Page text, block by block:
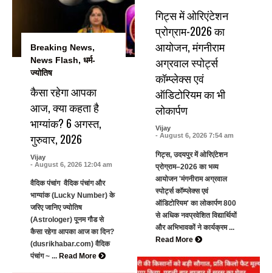
Breaking News,
News Flash, धर्म-
ज्योतिष
कैसा रहेगा आपका
आज, क्या कहता है
भाग्यांक? 6 अगस्त,
गुरुवार, 2026
Vijay
- August 6, 2026 12:04 am
वैदिक पंचांग वैदिक पंचांग और
भाग्यांक (Lucky Number) के
जरिए जानिए ज्योतिष
(Astrologer) पूनम गौड से
कैसा रहेगा आपका आज का दिन?
(dusrikhabar.com) वैदिक
पंचांग ~ ... Read More
गिट्स में ओरिएंटेशन
प्रोग्राम-2026 का
आयोजन, मंगनीराम
अग्रवाल स्पोर्ट्स
कॉम्प्लेक्स एवं
ऑडिटोरियम का भी
लोकार्पण
Vijay
- August 6, 2026 7:54 am
गिट्स, उदयपुर में ओरिएंटेशन
प्रोग्राम–2026 का भव्य
आयोजन 'मंगनीराम अग्रवाल
स्पोर्ट्स कॉम्प्लेक्स एवं
ऑडिटोरियम' का लोकार्पण 800
से अधिक नवप्रवेशित विद्यार्थियों
और अभिभावकों ने कार्यक्रम ...
Read More